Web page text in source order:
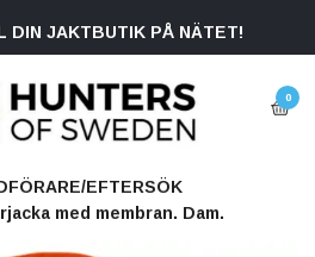
DIN JAKTBUTIK PÅ NÄTET!
0
EFTERSÖK
med membran. Dam.